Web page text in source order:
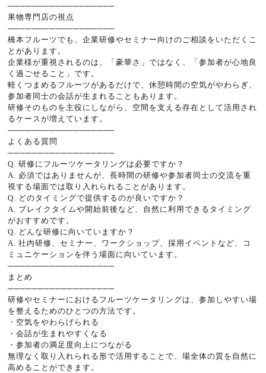
──────────────────
果物専門店の視点
──────────────────
橋本フルーツでも、企業研修やセミナー向けのご相談をいただくこ
とがあります。
企業様が重視されるのは、「豪華さ」ではなく、「参加者が心地良
く過ごせること」です。
軽くつまめるフルーツがあるだけで、休憩時間の空気がやわらぎ、
参加者同士の会話が生まれることもあります。
研修そのものを主役にしながら、空間を支える存在として活用され
るケースが増えています。
──────────────────
よくある質問
──────────────────
Q. 研修にフルーツケータリングは必要ですか？
A. 必須ではありませんが、長時間の研修や参加者同士の交流を重
視する場面では取り入れられることがあります。
Q. どのタイミングで提供するのが良いですか？
A. ブレイクタイムや開始前後など、自然に利用できるタイミング
がおすすめです。
Q. どんな研修に向いていますか？
A. 社内研修、セミナー、ワークショップ、採用イベントなど、コ
ミュニケーションを伴う場面に向いています。
──────────────────
まとめ
──────────────────
研修やセミナーにおけるフルーツケータリングは、参加しやすい場
を整えるためのひとつの方法です。
・空気をやわらげられる
・会話が生まれやすくなる
・参加者の満足度向上につながる
無理なく取り入れられる形で活用することで、場全体の質を自然に
高めることができます。